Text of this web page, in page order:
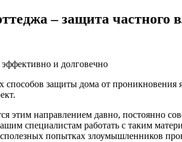
– защита частного
и долговечно
защиты дома от проникновения
этим направлением давно, постоянно
специалистам работать с таким
попытках злоумышленников